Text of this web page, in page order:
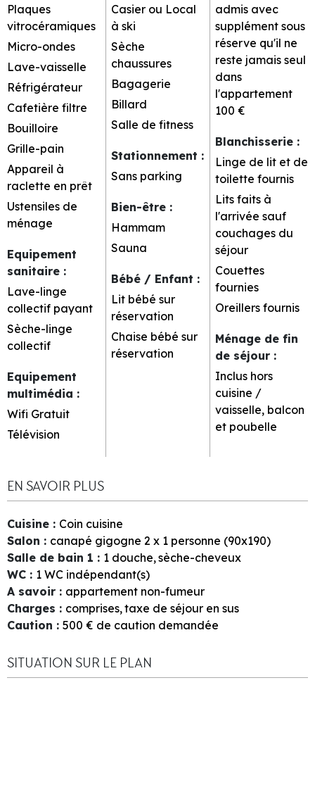
Plaques
vitrocéramiques
Micro-ondes
Lave-vaisselle
Réfrigérateur
Cafetière filtre
Bouilloire
Grille-pain
Appareil à
raclette en prêt
Ustensiles de
ménage
Equipement
sanitaire :
Lave-linge
collectif payant
Sèche-linge
collectif
Equipement
multimédia :
Wifi Gratuit
Télévision
Casier ou Local
à ski
Sèche
chaussures
Bagagerie
Billard
Salle de fitness
Stationnement :
Sans parking
Bien-être :
Hammam
Sauna
Bébé / Enfant :
Lit bébé sur
réservation
Chaise bébé sur
réservation
admis avec
supplément sous
réserve qu'il ne
reste jamais seul
dans
l'appartement
100 €
Blanchisserie :
Linge de lit et de
toilette fournis
Lits faits à
l'arrivée sauf
couchages du
séjour
Couettes
fournies
Oreillers fournis
Ménage de fin
de séjour :
Inclus hors
cuisine /
vaisselle, balcon
et poubelle
EN SAVOIR PLUS
Cuisine : Coin cuisine
Salon : canapé gigogne 2 x 1 personne (90x190)
Salle de bain 1 : 1 douche sèche-cheveux
WC : 1 WC indépendant(s)
A savoir : appartement non-fumeur
Charges : comprises taxe de séjour en sus
Caution : 500 € de caution demandée
SITUATION SUR LE PLAN